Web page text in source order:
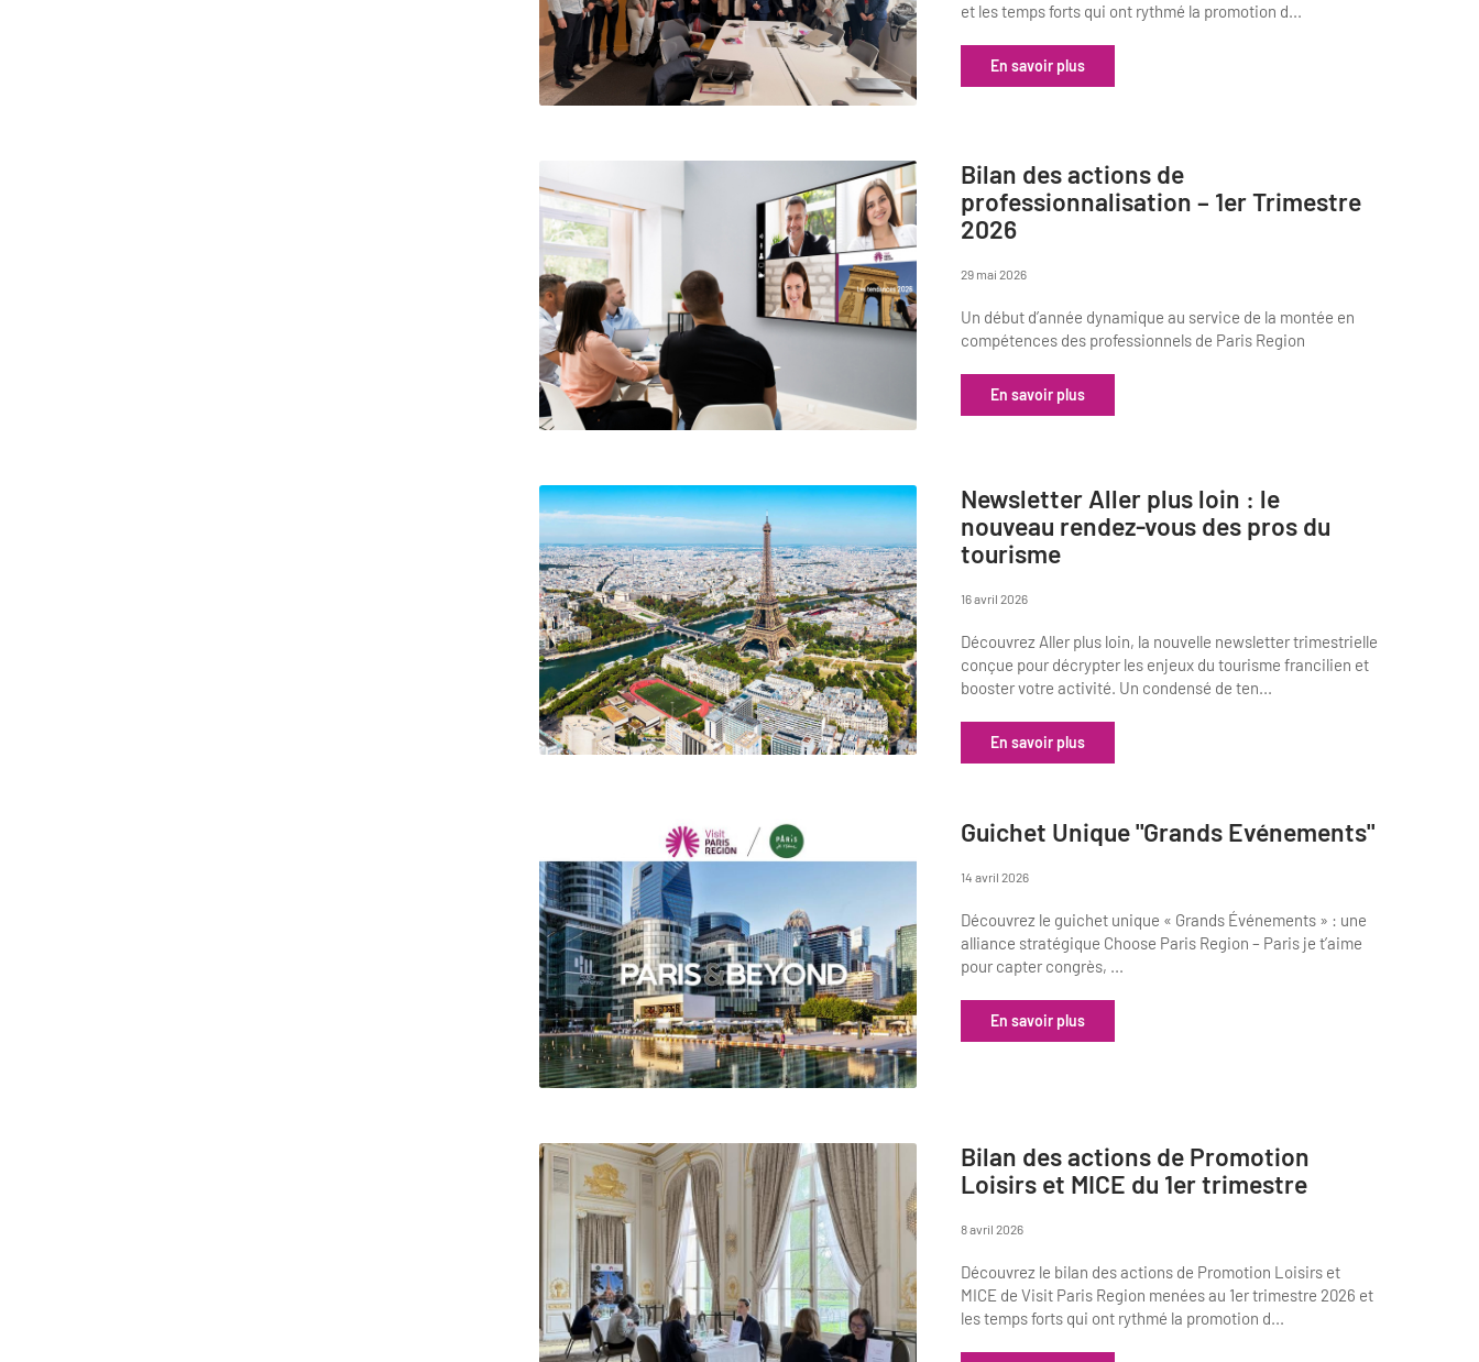
et les temps forts qui ont rythmé la promotion d...
En savoir plus
Bilan des actions de
professionnalisation – 1er Trimestre
2026
29 mai 2026
Un début d’année dynamique au service de la montée en
compétences des professionnels de Paris Region
En savoir plus
Newsletter Aller plus loin : le
nouveau rendez-vous des pros du
tourisme
16 avril 2026
Découvrez Aller plus loin, la nouvelle newsletter trimestrielle
conçue pour décrypter les enjeux du tourisme francilien et
booster votre activité. Un condensé de ten...
En savoir plus
Guichet Unique "Grands Evénements"
14 avril 2026
Découvrez le guichet unique « Grands Événements » : une
alliance stratégique Choose Paris Region – Paris je t’aime
pour capter congrès, ...
En savoir plus
Bilan des actions de Promotion
Loisirs et MICE du 1er trimestre
8 avril 2026
Découvrez le bilan des actions de Promotion Loisirs et
MICE de Visit Paris Region menées au 1er trimestre 2026 et
les temps forts qui ont rythmé la promotion d...